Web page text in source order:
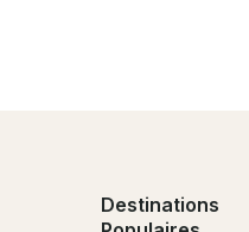
Destinations